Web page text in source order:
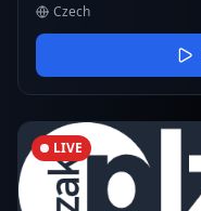
Czech
LIVE